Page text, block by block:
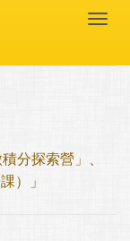
分探索營」、
）」